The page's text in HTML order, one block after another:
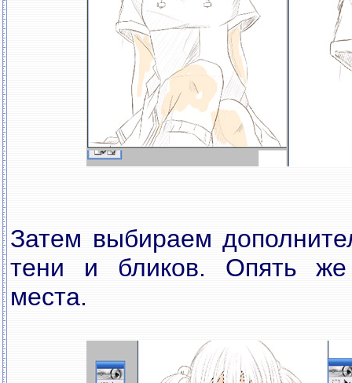
Затем выбираем
тени и бликов. Опять
места.